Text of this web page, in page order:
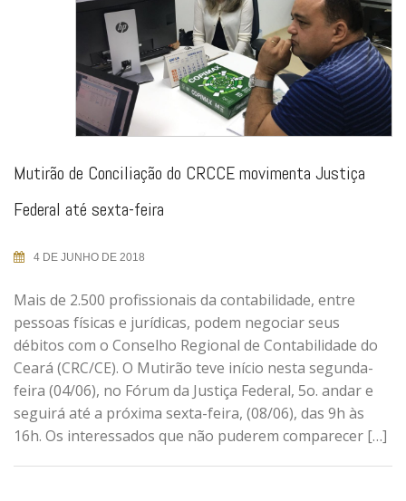
Mutirão de Conciliação do CRCCE movimenta Justiça
Federal até sexta-feira
4 DE JUNHO DE 2018
Mais de 2.500 profissionais da contabilidade, entre
pessoas físicas e jurídicas, podem negociar seus
débitos com o Conselho Regional de Contabilidade do
Ceará (CRC/CE). O Mutirão teve início nesta segunda-
feira (04/06), no Fórum da Justiça Federal, 5o. andar e
seguirá até a próxima sexta-feira, (08/06), das 9h às
16h. Os interessados que não puderem comparecer […]